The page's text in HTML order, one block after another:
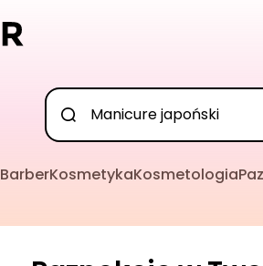
BarberKosmetykaKosmetologia